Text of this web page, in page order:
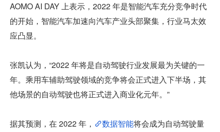
AOMO AI DAY 上表示，2022 年是智能汽车充分竞争时代
的开始，智能汽车加速向汽车产业头部聚集，行业马太效
应凸显。
张凯认为，“2022 年将是自动驾驶行业发展最为关键的一
年。乘用车辅助驾驶领域的竞争将会正式进入下半场，其
他场景的自动驾驶也将正式进入商业化元年。”
据其预测，在 2022 年， 数据智能将会成为自动驾驶量